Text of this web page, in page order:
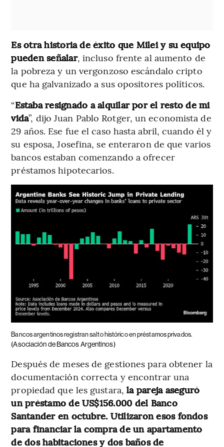
Es otra historia de éxito que Milei y su equipo
pueden señalar, incluso frente al aumento de
la pobreza y un vergonzoso escándalo cripto
que ha galvanizado a sus opositores políticos.
“Estaba resignado a alquilar por el resto de mi
vida”, dijo Juan Pablo Rotger, un economista de
29 años. Ese fue el caso hasta abril, cuando él y
su esposa, Josefina, se enteraron de que varios
bancos estaban comenzando a ofrecer
préstamos hipotecarios.
Bancos argentinos registran salto histórico en préstamos privados.
(Asociación de Bancos Argentinos)
Después de meses de gestiones para obtener la
documentación correcta y encontrar una
propiedad que les gustara, la pareja aseguró
un préstamo de US$156.000 del Banco
Santander en octubre. Utilizaron esos fondos
para financiar la compra de un apartamento
de dos habitaciones y dos baños de